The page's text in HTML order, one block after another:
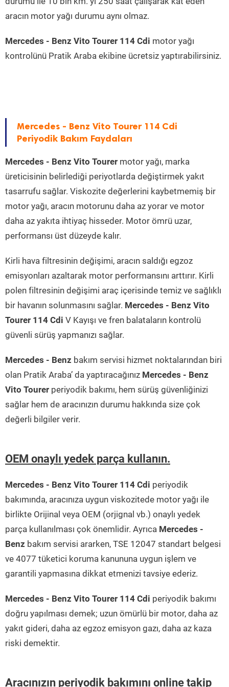
aracın motor yağı durumu aynı olmaz.
Mercedes - Benz Vito Tourer 114 Cdi motor yağı
kontrolünü Pratik Araba ekibine ücretsiz yaptırabilirsiniz.
Mercedes - Benz Vito Tourer 114 Cdi
Periyodik Bakım Faydaları
Mercedes - Benz Vito Tourer motor yağı, marka
üreticisinin belirlediği periyotlarda değiştirmek yakıt
tasarrufu sağlar. Viskozite değerlerini kaybetmemiş bir
motor yağı, aracın motorunu daha az yorar ve motor
daha az yakıta ihtiyaç hisseder. Motor ömrü uzar,
performansı üst düzeyde kalır.
Kirli hava filtresinin değişimi, aracın saldığı egzoz
emisyonları azaltarak motor performansını arttırır. Kirli
polen filtresinin değişimi araç içerisinde temiz ve sağlıklı
bir havanın solunmasını sağlar. Mercedes - Benz Vito
Tourer 114 Cdi V Kayışı ve fren balataların kontrolü
güvenli sürüş yapmanızı sağlar.
Mercedes - Benz bakım servisi hizmet noktalarından biri
olan Pratik Araba’ da yaptıracağınız Mercedes - Benz
Vito Tourer periyodik bakımı, hem sürüş güvenliğinizi
sağlar hem de aracınızın durumu hakkında size çok
değerli bilgiler verir.
OEM onaylı yedek parça kullanın.
Mercedes - Benz Vito Tourer 114 Cdi periyodik
bakımında, aracınıza uygun viskozitede motor yağı ile
birlikte Orijinal veya OEM (orjignal vb.) onaylı yedek
parça kullanılması çok önemlidir. Ayrıca Mercedes -
Benz bakım servisi ararken, TSE 12047 standart belgesi
ve 4077 tüketici koruma kanununa uygun işlem ve
garantili yapmasına dikkat etmenizi tavsiye ederiz.
Mercedes - Benz Vito Tourer 114 Cdi periyodik bakımı
doğru yapılması demek; uzun ömürlü bir motor, daha az
yakıt gideri, daha az egzoz emisyon gazı, daha az kaza
riski demektir.
Aracınızın periyodik bakımını online takip